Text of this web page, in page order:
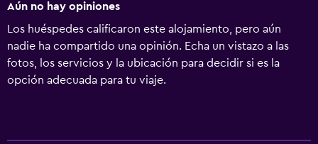
Aún no hay opiniones
Los huéspedes calificaron este alojamiento, pero aún
nadie ha compartido una opinión. Echa un vistazo a las
fotos, los servicios y la ubicación para decidir si es la
opción adecuada para tu viaje.